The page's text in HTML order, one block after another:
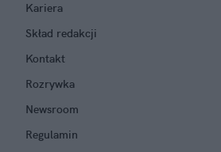
Kariera
Skład redakcji
Kontakt
Rozrywka
Newsroom
Regulamin